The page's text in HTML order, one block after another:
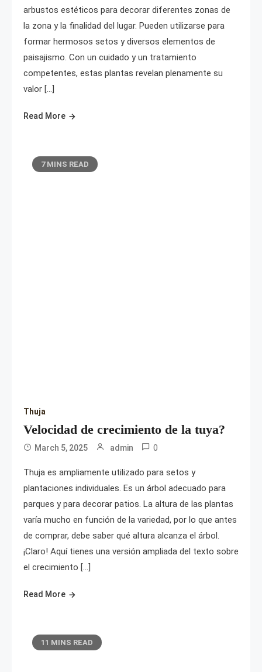
arbustos estéticos para decorar diferentes zonas de
la zona y la finalidad del lugar. Pueden utilizarse para
formar hermosos setos y diversos elementos de
paisajismo. Con un cuidado y un tratamiento
competentes, estas plantas revelan plenamente su
valor […]
Read More
7 MINS READ
Thuja
Velocidad de crecimiento de la tuya?
March 5, 2025 admin 0
Thuja es ampliamente utilizado para setos y
plantaciones individuales. Es un árbol adecuado para
parques y para decorar patios. La altura de las plantas
varía mucho en función de la variedad, por lo que antes
de comprar, debe saber qué altura alcanza el árbol.
¡Claro! Aquí tienes una versión ampliada del texto sobre
el crecimiento […]
Read More
11 MINS READ